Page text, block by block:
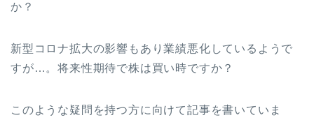
か？
新型コロナ拡大の影響もあり業績悪化しているようで
すが…。将来性期待で株は買い時ですか？
このような疑問を持つ方に向けて記事を書いていま